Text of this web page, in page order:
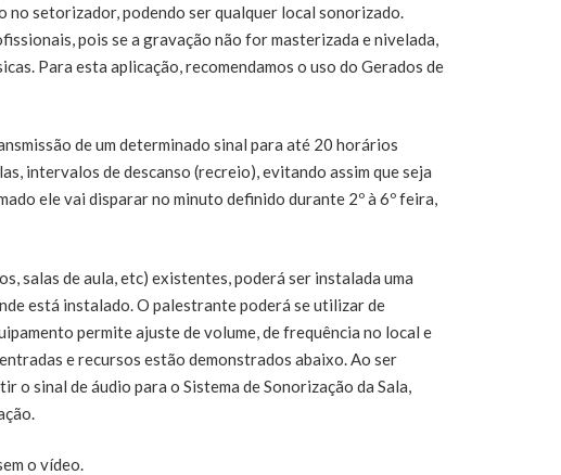
setorizador, podendo ser qualquer local sonorizado.
pois se a gravação não for masterizada e nivelada,
Para esta aplicação, recomendamos o uso do Gerados de
de um determinado sinal para até 20 horários
intervalos de descanso (recreio), evitando assim que seja
ele vai disparar no minuto definido durante 2º à 6º feira,
salas de aula, etc) existentes, poderá ser instalada uma
está instalado. O palestrante poderá se utilizar de
permite ajuste de volume, de frequência no local e
e recursos estão demonstrados abaixo. Ao ser
sinal de áudio para o Sistema de Sonorização da Sala,
o vídeo.